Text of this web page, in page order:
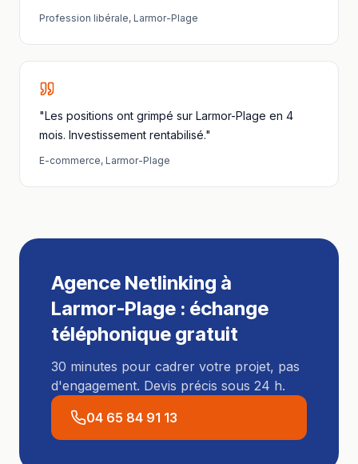
Profession libérale, Larmor-Plage
"Les positions ont grimpé sur Larmor-Plage en 4
mois. Investissement rentabilisé."
E-commerce, Larmor-Plage
Agence Netlinking à
Larmor-Plage : échange
téléphonique gratuit
30 minutes pour cadrer votre projet, pas
d'engagement. Devis précis sous 24 h.
04 65 84 91 13